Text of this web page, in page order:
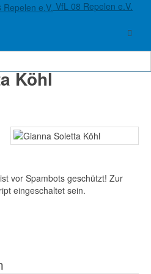
VfL 08 Repelen e.V.
Köhl
vor Spambots geschützt! Zur
eingeschaltet sein.